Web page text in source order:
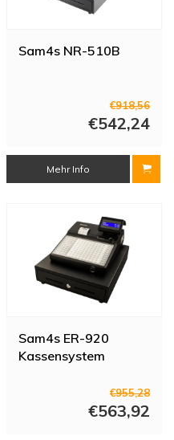
Sam4s NR-510B
€918,56
€542,24
Mehr Info
Sam4s ER-920
Kassensystem
€955,28
€563,92